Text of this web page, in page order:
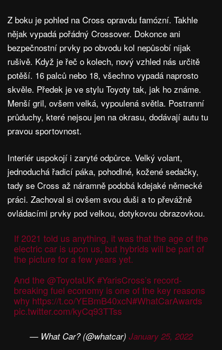
Z boku je pohled na Cross opravdu famózní. Takhle
nějak vypadá pořádný Crossover. Dokonce ani
bezpečnostní prvky po obvodu kol nepůsobí nijak
rušivě. Když je řeč o kolech, nový vzhled nás určitě
potěší. 16 palců nebo 18, všechno vypadá naprosto
skvěle. Předek je ve stylu Toyoty tak, jak ho známe.
Menší gril, ovšem velká, vypoulená světla. Postranní
průduchy, které nejsou jen na okrasu, dodávají autu tu
pravou sportovnost.
Interiér uspokojí i zaryté odpůrce. Velký volant,
jednoduchá řadicí páka, pohodlné, kožené sedačky,
tady se Cross až náramně podobá kdejaké německé
práci. Zachoval si ovšem svou duši a to převážně
ovládacími prvky pod velkou, dotykovou obrazovkou.
If 2021 told us anything, it was that the age of the
electric car is upon us, but hybrids will be part of
the picture for a few years yet.
And the @ToyotaUK #YarisCross’s record-
breaking fuel economy is one of the key reasons
why https://t.co/YEBmB40xcN#WhatCarAwards
pic.twitter.com/kyCq93TTss
— What Car? (@whatcar) January 25, 2022